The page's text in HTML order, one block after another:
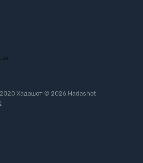
Хадашот © 2026 Hadashot